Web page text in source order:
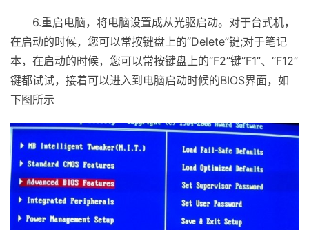
6.重启电脑，将电脑设置成从光驱启动。对于台式机，
在启动的时候，您可以常按键盘上的“Delete”键;对于笔记
本，在启动的时候，您可以常按键盘上的“F2”键“F1”、“F12”
键都试试，接着可以进入到电脑启动时候的BIOS界面，如
下图所示